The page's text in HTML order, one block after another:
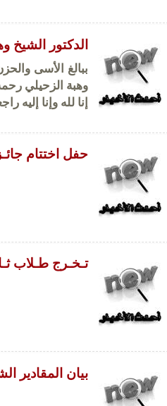
الدكتور الشيخ
ببالغ الأسى
وهبة الزحيلي
إنا لله وإنا إليه
حفل اختتام
تـخـرج طـلاب
بيان المقادير